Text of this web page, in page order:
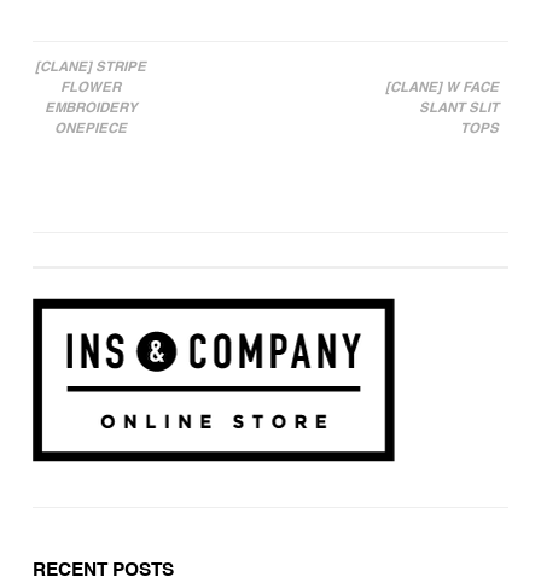
投稿ナビゲーション
[CLANE] STRIPE
FLOWER
EMBROIDERY
ONEPIECE
[CLANE] W FACE
SLANT SLIT
TOPS
RECENT POSTS